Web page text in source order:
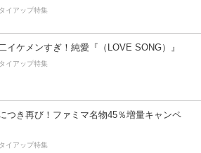
イアップ特集
イケメンすぎ！純愛『（LOVE SONG）』
イアップ特集
つき再び！ファミマ名物45％増量キャンペ
イアップ特集